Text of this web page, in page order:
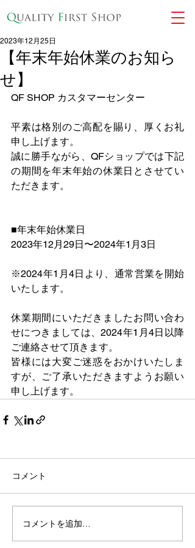
【年末年始休業のお知ら
せ】
2023年12月25日
QF SHOP カスタマーセンター
平素は格別のご高配を賜り、厚くお礼
申し上げます。
誠に勝手ながら、QFショップでは下記
の期間を年末年始の休業日とさせてい
ただきます。
■年末年始休業日
2023年12月29日〜2024年1月3日
※2024年1月4日より、通常営業を開始
いたします。
休業期間にいただきましたお問い合わ
せにつきましては、2024年1月4日以降
ご連絡させて頂きます。
皆様には大変ご迷惑をおかけいたしま
すが、ご了承いただきますようお願い
申し上げます。
コメント
コメントを追加…